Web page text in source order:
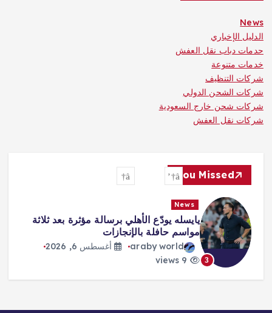
News
الدليل الإخباري
حدمات دباب نقل العفش
خدمات متنوعة
شركات التنظيف
شركات الشحن الدولي
شركات شحن خارج السعودية
شركات نقل العفش
You Missed
«صفقة القرن» و«الملك المصري»…
هكذا احتفت الصحافة التركية بانتقال
محمد صلاح
araby world